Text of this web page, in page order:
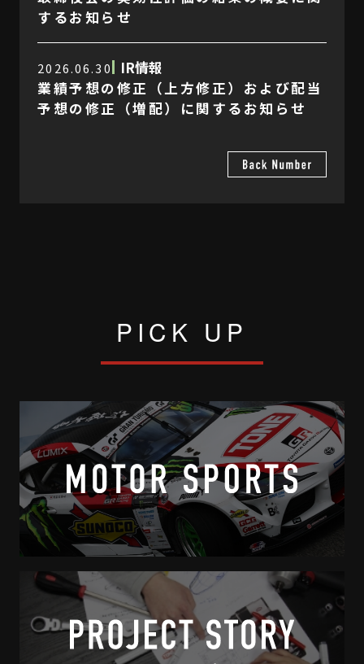
するお知らせ
2026.06.30
IR情報
業績予想の修正（上方修正）および配当
予想の修正（増配）に関するお知らせ
PICK UP